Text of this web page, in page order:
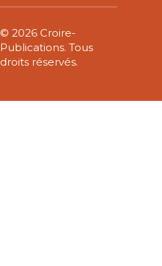
© 2026 Croire-
Publications. Tous
droits réservés.